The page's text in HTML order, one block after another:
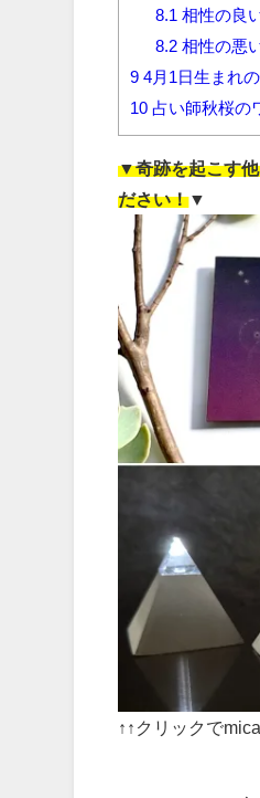
8.1 相性の良
8.2 相性の悪
9 4月1日生まれ
10 占い師秋桜の
▼奇跡を起こす他
ださい！▼
↑↑クリックで